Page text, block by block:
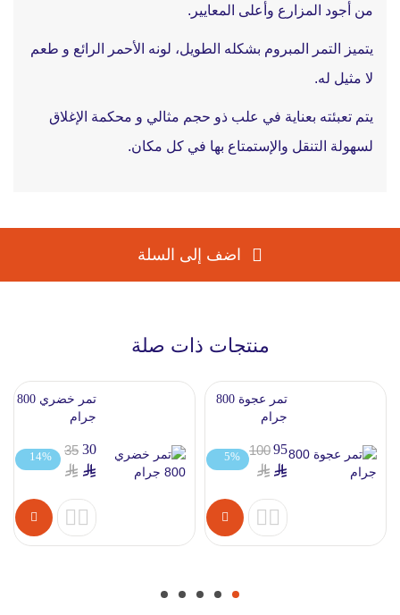
من أجود المزارع وأعلى المعايير.
يتميز التمر المبروم بشكله الطويل، لونه الأحمر الرائع و طعم
لا مثيل له.
يتم تعبئته بعناية في علب ذو حجم مثالي و محكمة الإغلاق
لسهولة التنقل والإستمتاع بها في كل مكان.
اضف إلى السلة
منتجات ذات صلة
تمر عجوة 800
جرام
95
100
5%
خصم
تمر خضري 800
جرام
30
35
14%
خصم